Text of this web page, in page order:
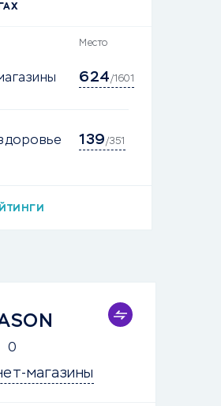
Место
624/1601
139/351
0
магазины